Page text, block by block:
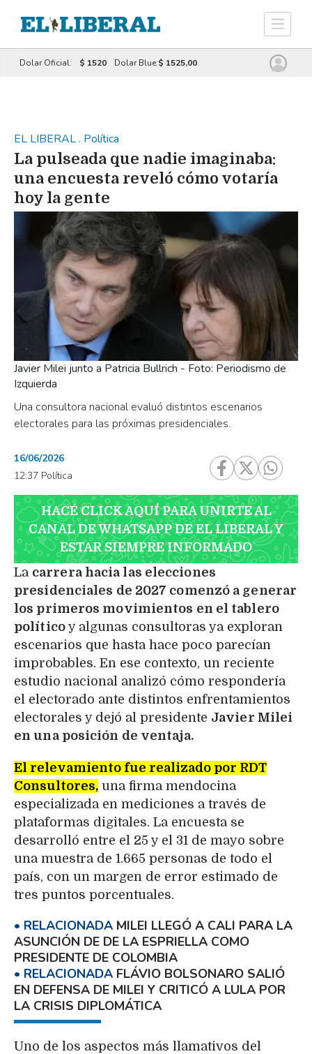
Dolar Oficial: $ 1520 Dolar Blue:$ 1525,00
EL LIBERAL. Política
La pulseada que nadie imaginaba:
una encuesta reveló cómo votaría
hoy la gente
Una consultora nacional evaluó distintos escenarios
electorales para las próximas presidenciales.
Javier Milei junto a Patricia Bullrich - Foto: Periodismo de
Izquierda
16/06/2026
12:37 Política
HACÉ CLICK AQUÍ PARA UNIRTE AL
CANAL DE WHATSAPP DE EL LIBERAL Y
ESTAR SIEMPRE INFORMADO
La carrera hacia las elecciones
presidenciales de 2027 comenzó a generar
los primeros movimientos en el tablero
político y algunas consultoras ya exploran
escenarios que hasta hace poco parecían
improbables. En ese contexto, un reciente
estudio nacional analizó cómo respondería
el electorado ante distintos enfrentamientos
electorales y dejó al presidente Javier Milei
en una posición de ventaja.
El relevamiento fue realizado por RDT
Consultores, una firma mendocina
especializada en mediciones a través de
plataformas digitales. La encuesta se
desarrolló entre el 25 y el 31 de mayo sobre
una muestra de 1.665 personas de todo el
país, con un margen de error estimado de
tres puntos porcentuales.
MILEI LLEGÓ A CALI PARA LA
ASUNCIÓN DE DE LA ESPRIELLA COMO
PRESIDENTE DE COLOMBIA
FLÁVIO BOLSONARO SALIÓ
EN DEFENSA DE MILEI Y CRITICÓ A LULA POR
LA CRISIS DIPLOMÁTICA
Uno de los aspectos más llamativos del